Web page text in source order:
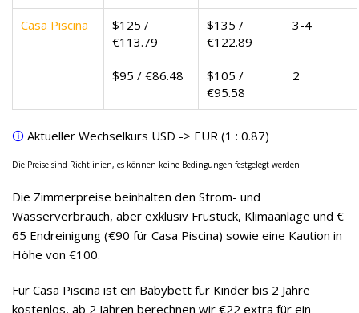
Casa Piscina $125 /
€113.79
$135 /
€122.89
3-4
$95 / €86.48 $105 /
€95.58
2
🛈 Aktueller Wechselkurs USD -> EUR (1 : 0.87)
Die Preise sind Richtlinien, es können keine Bedingungen festgelegt werden
Die Zimmerpreise beinhalten den Strom- und
Wasserverbrauch, aber exklusiv Früstück, Klimaanlage und €
65 Endreinigung (€90 für Casa Piscina) sowie eine Kaution in
Höhe von €100.
Für Casa Piscina ist ein Babybett für Kinder bis 2 Jahre
kostenlos, ab 2 Jahren berechnen wir €22 extra für ein